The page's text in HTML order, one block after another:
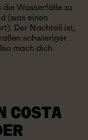
Wasserfälle zu
(was einen
Der Nachteil ist,
schwieriger
mach dich
COSTA